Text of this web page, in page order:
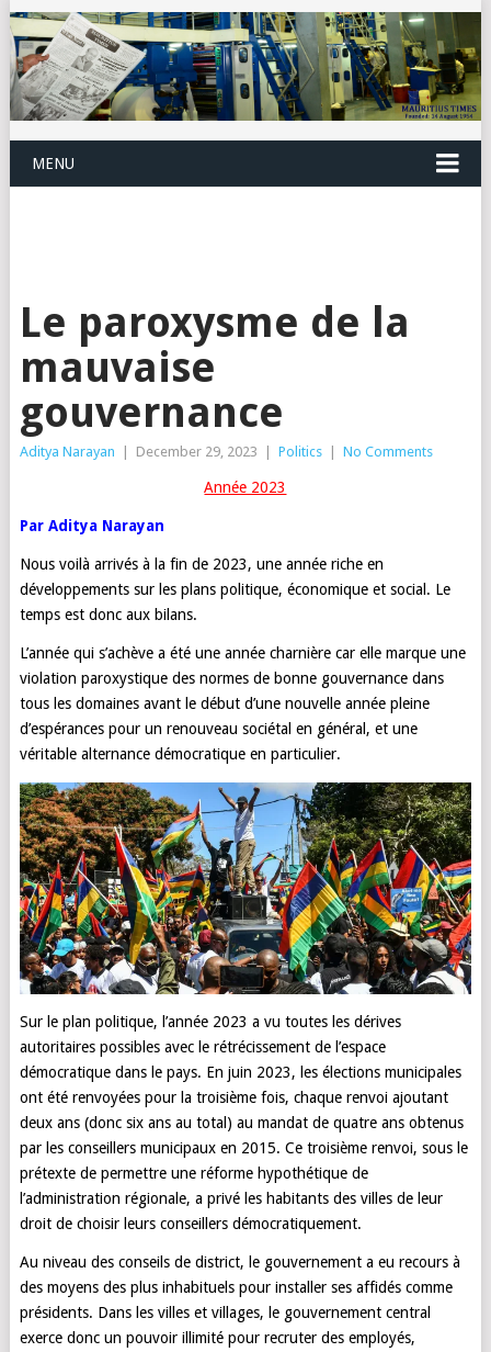
MENU
Le paroxysme de la
mauvaise
gouvernance
Aditya Narayan December 29, 2023 Politics No Comments
Année 2023
Par Aditya Narayan
Nous voilà arrivés à la fin de 2023, une année riche en
développements sur les plans politique, économique et social. Le
temps est donc aux bilans.
L’année qui s’achève a été une année charnière car elle marque une
violation paroxystique des normes de bonne gouvernance dans
tous les domaines avant le début d’une nouvelle année pleine
d’espérances pour un renouveau sociétal en général, et une
véritable alternance démocratique en particulier.
Sur le plan politique, l’année 2023 a vu toutes les dérives
autoritaires possibles avec le rétrécissement de l’espace
démocratique dans le pays. En juin 2023, les élections municipales
ont été renvoyées pour la troisième fois, chaque renvoi ajoutant
deux ans (donc six ans au total) au mandat de quatre ans obtenus
par les conseillers municipaux en 2015. Ce troisième renvoi, sous le
prétexte de permettre une réforme hypothétique de
l’administration régionale, a privé les habitants des villes de leur
droit de choisir leurs conseillers démocratiquement.
Au niveau des conseils de district, le gouvernement a eu recours à
des moyens des plus inhabituels pour installer ses affidés comme
présidents. Dans les villes et villages, le gouvernement central
exerce donc un pouvoir illimité pour recruter des employés,